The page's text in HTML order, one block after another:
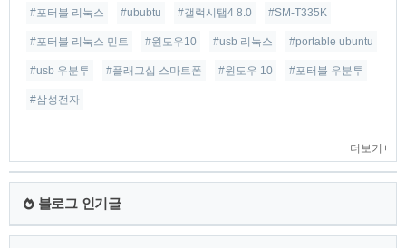
#포터블 리눅스 #ububtu #갤럭시탭4 8.0 #SM-T335K
#포터블 리눅스 민트 #윈도우10 #usb 리눅스 #portable ubuntu
#usb 우분투 #플래그십 스마트폰 #윈도우 10 #포터블 우분투
#삼성전자
더보기+
블로그 인기글